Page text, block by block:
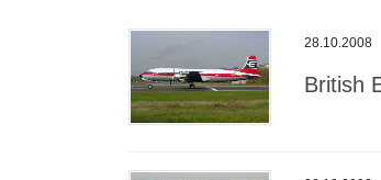
28.10.2008
British